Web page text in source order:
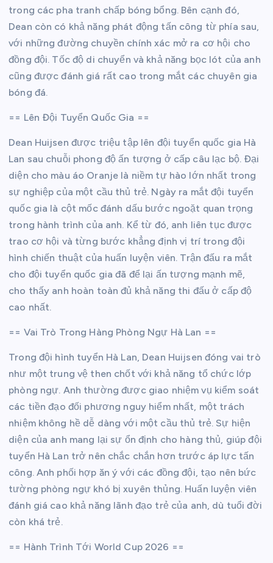
trong các pha tranh chấp bóng bổng. Bên cạnh đó,
Dean còn có khả năng phát động tấn công từ phía sau,
với những đường chuyền chính xác mở ra cơ hội cho
đồng đội. Tốc độ di chuyển và khả năng bọc lót của anh
cũng được đánh giá rất cao trong mắt các chuyên gia
bóng đá.
== Lên Đội Tuyển Quốc Gia ==
Dean Huijsen được triệu tập lên đội tuyển quốc gia Hà
Lan sau chuỗi phong độ ấn tượng ở cấp câu lạc bộ. Đại
diện cho màu áo Oranje là niềm tự hào lớn nhất trong
sự nghiệp của một cầu thủ trẻ. Ngày ra mắt đội tuyển
quốc gia là cột mốc đánh dấu bước ngoặt quan trọng
trong hành trình của anh. Kể từ đó, anh liên tục được
trao cơ hội và từng bước khẳng định vị trí trong đội
hình chiến thuật của huấn luyện viên. Trận đấu ra mắt
cho đội tuyển quốc gia đã để lại ấn tượng mạnh mẽ,
cho thấy anh hoàn toàn đủ khả năng thi đấu ở cấp độ
cao nhất.
== Vai Trò Trong Hàng Phòng Ngự Hà Lan ==
Trong đội hình tuyển Hà Lan, Dean Huijsen đóng vai trò
như một trung vệ then chốt với khả năng tổ chức lớp
phòng ngự. Anh thường được giao nhiệm vụ kiểm soát
các tiền đạo đối phương nguy hiểm nhất, một trách
nhiệm không hề dễ dàng với một cầu thủ trẻ. Sự hiện
diện của anh mang lại sự ổn định cho hàng thủ, giúp đội
tuyển Hà Lan trở nên chắc chắn hơn trước áp lực tấn
công. Anh phối hợp ăn ý với các đồng đội, tạo nên bức
tường phòng ngự khó bị xuyên thủng. Huấn luyện viên
đánh giá cao khả năng lãnh đạo trẻ của anh, dù tuổi đời
còn khá trẻ.
== Hành Trình Tới World Cup 2026 ==